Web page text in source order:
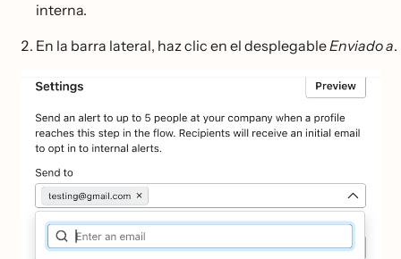
interna.
En la barra lateral, haz clic en el desplegableEnviado a.